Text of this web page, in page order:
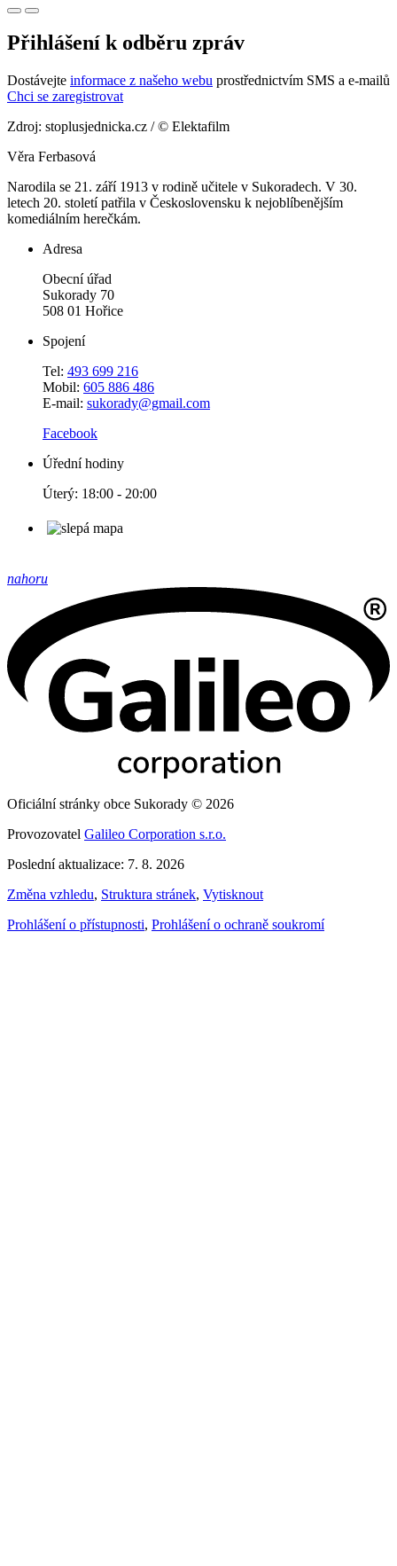
Přihlášení k odběru zpráv
Dostávejte informace z našeho webu prostřednictvím SMS a e-mailů
Chci se zaregistrovat
Zdroj: stoplusjednicka.cz / © Elektafilm
Věra Ferbasová
Narodila se 21. září 1913 v rodině učitele v Sukoradech. V 30.
letech 20. století patřila v Československu k nejoblíbenějším
komediálním herečkám.
Adresa
Obecní úřad
Sukorady 70
508 01 Hořice
Spojení
Tel: 493 699 216
Mobil: 605 886 486
E-mail: sukorady@gmail.com
Facebook
Úřední hodiny
Úterý: 18:00 - 20:00
nahoru
Oficiální stránky obce Sukorady © 2026
Provozovatel Galileo Corporation s.r.o.
Poslední aktualizace: 7. 8. 2026
Změna vzhledu, Struktura stránek, Vytisknout
Prohlášení o přístupnosti, Prohlášení o ochraně soukromí